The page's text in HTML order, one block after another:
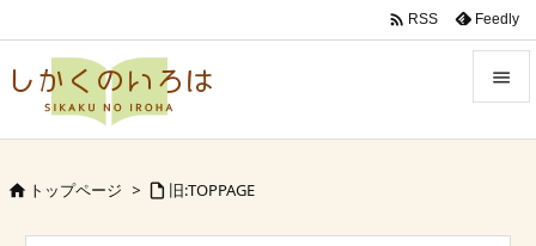

 RSS Feedly
 トップページ >  旧:TOPPAGE